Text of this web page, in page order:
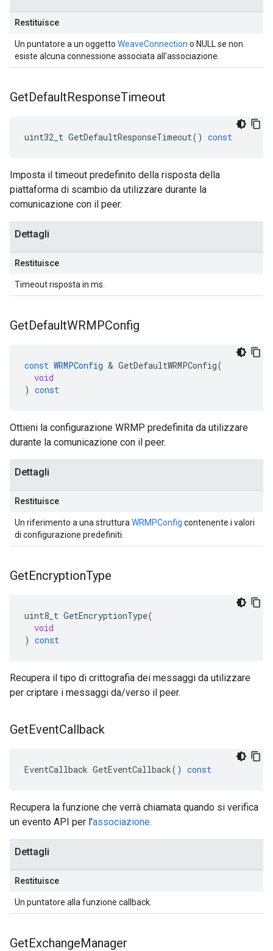
Restituisce
Un puntatore a un oggetto WeaveConnection o NULL se non
esiste alcuna connessione associata all'associazione.
GetDefaultResponseTimeout
uint32_t GetDefaultResponseTimeout() const
Imposta il timeout predefinito della risposta della
piattaforma di scambio da utilizzare durante la
comunicazione con il peer.
Dettagli
Restituisce
Timeout risposta in ms.
GetDefaultWRMPConfig
const WRMPConfig & GetDefaultWRMPConfig(
void
) const
Ottieni la configurazione WRMP predefinita da utilizzare
durante la comunicazione con il peer.
Dettagli
Restituisce
Un riferimento a una struttura WRMPConfig contenente i valori
di configurazione predefiniti.
GetEncryptionType
uint8_t GetEncryptionType(
void
) const
Recupera il tipo di crittografia dei messaggi da utilizzare
per criptare i messaggi da/verso il peer.
GetEventCallback
EventCallback GetEventCallback() const
Recupera la funzione che verrà chiamata quando si verifica
un evento API per l'associazione.
Dettagli
Restituisce
Un puntatore alla funzione callback.
GetExchangeManager